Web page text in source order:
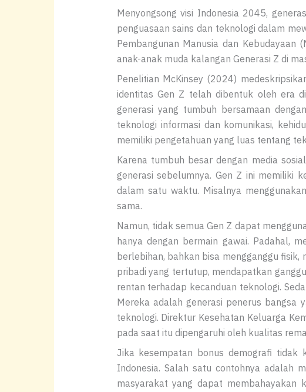
Menyongsong visi Indonesia 2045,
penguasaan sains dan teknologi dalam
Pembangunan Manusia dan
anak-anak muda kalangan Generasi Z di
Penelitian McKinsey (2024)
identitas Gen Z telah dibentuk oleh era
generasi yang tumbuh bersamaan
teknologi informasi dan komunikasi,
memiliki pengetahuan yang luas tentang
Karena tumbuh besar dengan media
generasi sebelumnya. Gen Z ini memiliki
dalam satu waktu. Misalnya
sama.
Namun, tidak semua Gen Z dapat
hanya dengan bermain gawai. Padahal,
berlebihan, bahkan bisa mengganggu
pribadi yang tertutup, mendapatkan
rentan terhadap kecanduan teknologi.
Mereka adalah generasi penerus bangsa
teknologi. Direktur Kesehatan Keluarga
pada saat itu dipengaruhi oleh kualitas
Jika kesempatan bonus demografi tidak
Indonesia. Salah satu contohnya adalah
masyarakat yang dapat membahayakan